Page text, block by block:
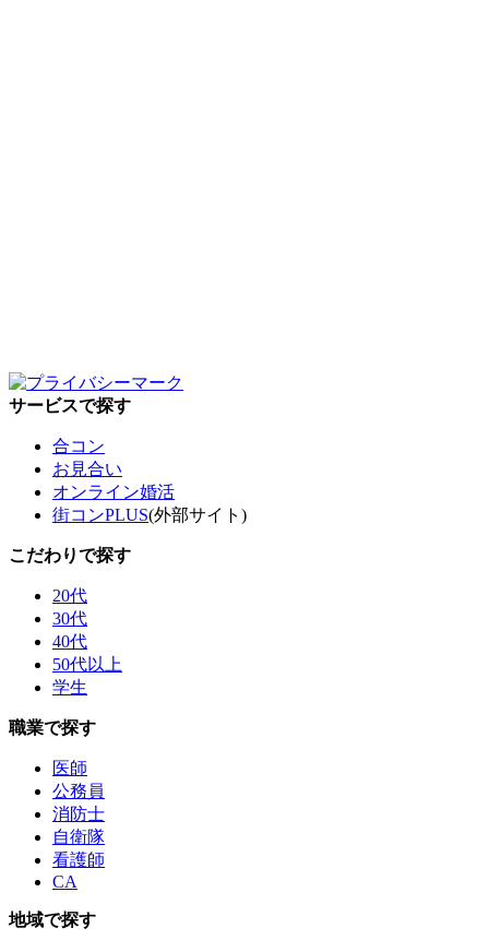
サービスで探す
合コン
お見合い
オンライン婚活
街コンPLUS(外部サイト)
こだわりで探す
20代
30代
40代
50代以上
学生
職業で探す
医師
公務員
消防士
自衛隊
看護師
CA
地域で探す